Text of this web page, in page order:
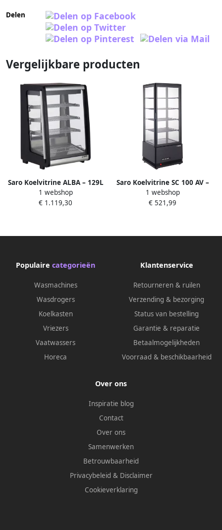
Delen
Vergelijkbare producten
Saro Koelvitrine ALBA – 129L
Koeltoonbank met LED & 3
Glazen Planken – Voor
1 webshop
€ 1.119,30
Saro Koelvitrine SC 100 AV –
98 L – Zwart –
Circulatiekoeling – LED –
Professioneel – Bestel nu!
1 webshop
€ 521,99
Populaire categorieën
Wasmachines
Wasdrogers
Koelkasten
Vriezers
Vaatwassers
Horeca
Klantenservice
Retourneren & ruilen
Verzending & bezorging
Status van bestelling
Garantie & reparatie
Betaalmogelijkheden
Voorraad & beschikbaarheid
Over ons
Inspiratie blog
Contact
Over ons
Samenwerken
Betrouwbaarheid
Privacybeleid & Disclaimer
Cookieverklaring